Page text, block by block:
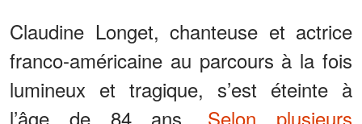
Claudine Longet, chanteuse et actrice
franco-américaine au parcours à la fois
lumineux et tragique, s’est éteinte à
l’âge de 84 ans. Selon plusieurs